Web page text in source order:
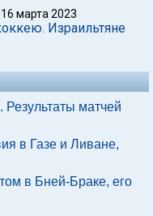
16 марта 2023
Израильтяне
матчей
в Газе и Ливане,
в Бней-Браке, его